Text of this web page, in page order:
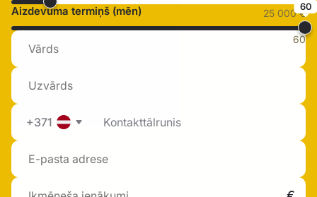
25 000 €
Aizdevuma termiņš (mēn) 60
60
+371